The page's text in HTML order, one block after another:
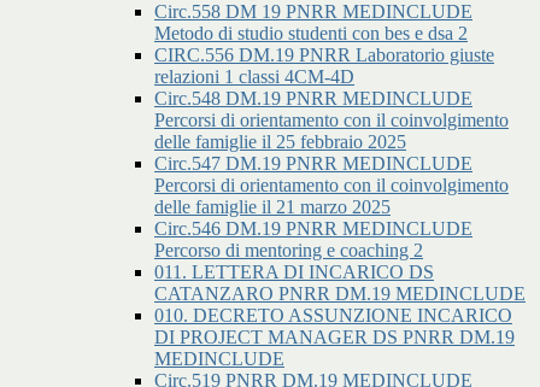
Circ.558 DM 19 PNRR MEDINCLUDE
Metodo di studio studenti con bes e dsa 2
CIRC.556 DM.19 PNRR Laboratorio giuste
relazioni 1 classi 4CM-4D
Circ.548 DM.19 PNRR MEDINCLUDE
Percorsi di orientamento con il coinvolgimento
delle famiglie il 25 febbraio 2025
Circ.547 DM.19 PNRR MEDINCLUDE
Percorsi di orientamento con il coinvolgimento
delle famiglie il 21 marzo 2025
Circ.546 DM.19 PNRR MEDINCLUDE
Percorso di mentoring e coaching 2
011. LETTERA DI INCARICO DS
CATANZARO PNRR DM.19 MEDINCLUDE
010. DECRETO ASSUNZIONE INCARICO
DI PROJECT MANAGER DS PNRR DM.19
MEDINCLUDE
Circ.519 PNRR DM.19 MEDINCLUDE